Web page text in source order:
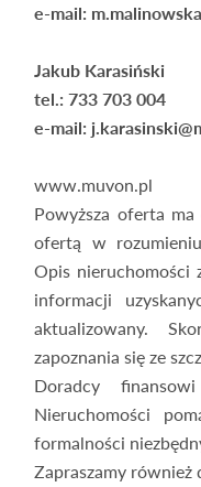
e-mail:
Jakub Karasiński
tel.: 733 703 004
e-mail:
www.muvon.pl
Powyższa oferta
ofertą w
Opis nieruchomości
informacji
aktualizowany.
zapoznania się ze
Doradcy
Nieruchomości
formalności
Zapraszamy również